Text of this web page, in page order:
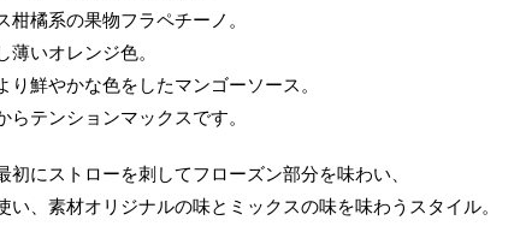
柑橘系の果物フラペチーノ。
いオレンジ色。
り鮮やかな色をしたマンゴーソース。
テンションマックスです。
にストローを刺してフローズン部分を味わい、
い、素材オリジナルの味とミックスの味を味わうスタイル。